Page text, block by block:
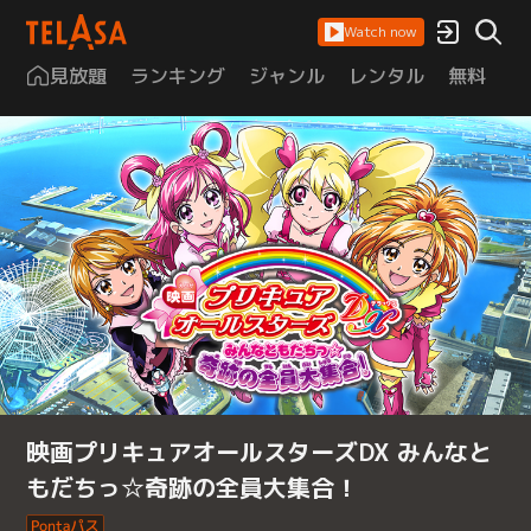
Watch now
見放題 ランキング ジャンル レンタル 無料
映画プリキュアオールスターズDX みんなと
もだちっ☆奇跡の全員大集合！